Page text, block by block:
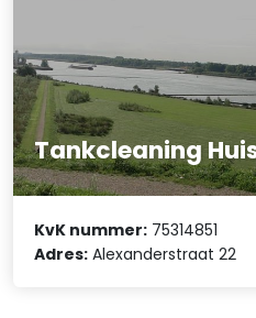
Tankcleaning
KvK nummer: 75314851
Adres: Alexanderstraat 22